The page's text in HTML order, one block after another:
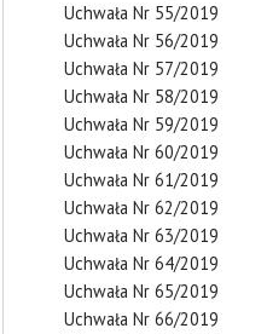
Uchwała Nr 55/2019
Uchwała Nr 56/2019
Uchwała Nr 57/2019
Uchwała Nr 58/2019
Uchwała Nr 59/2019
Uchwała Nr 60/2019
Uchwała Nr 61/2019
Uchwała Nr 62/2019
Uchwała Nr 63/2019
Uchwała Nr 64/2019
Uchwała Nr 65/2019
Uchwała Nr 66/2019